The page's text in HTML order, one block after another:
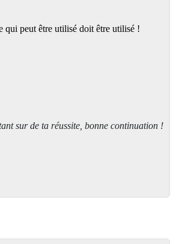
qui peut être utilisé doit être utilisé !
sur de ta réussite, bonne continuation !